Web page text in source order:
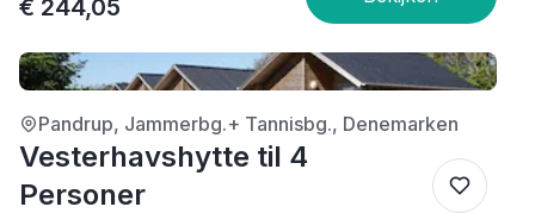
€ 244,05
Pandrup, Jammerbg.+ Tannisbg., Denemarken
Vesterhavshytte til 4
Personer